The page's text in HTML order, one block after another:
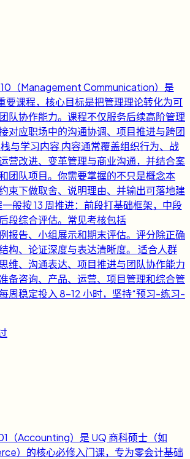
（Management Communication）是
要课程，核心目标是把管理理论转化为可
队协作能力。课程不仅服务后续高阶管理
对应职场中的沟通协调、项目推进与跨团
与学习内容 内容通常覆盖组织行为、战
营改进、变革管理与商业沟通，并结合案
团队项目。你需要掌握的不只是概念本
束下做取舍、说明理由、并输出可落地建
般按 13 周推进：前段打基础框架，中段
段综合评估。常见考核包括
报告、小组展示和期末评估。评分除正确
构、论证深度与表达清晰度。 适合人群
维、沟通表达、项目推进与团队协作能力
备咨询、产品、运营、项目管理和综合管
周稳定投入 8-12 小时，坚持“预习-练习-
（Accounting）是 UQ 商科硕士（如
）的核心必修入门课，专为零会计基础